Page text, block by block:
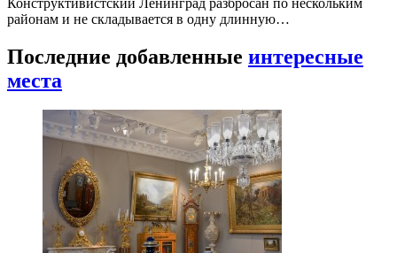
районам и не складывается в одну длинную…
Последние добавленные интересные
места